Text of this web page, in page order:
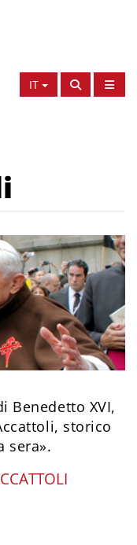
IT
Benedetto XVI,
storico
sera».